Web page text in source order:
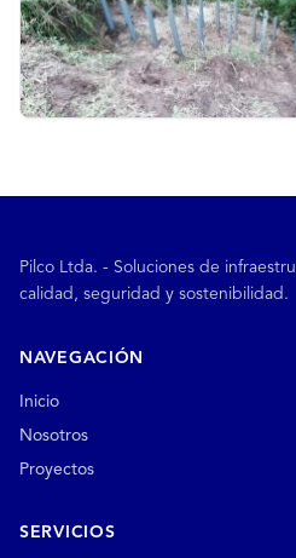
Pilco Ltda. - Soluciones de
calidad, seguridad y sostenibilidad.
NAVEGACIÓN
Inicio
Nosotros
Proyectos
SERVICIOS